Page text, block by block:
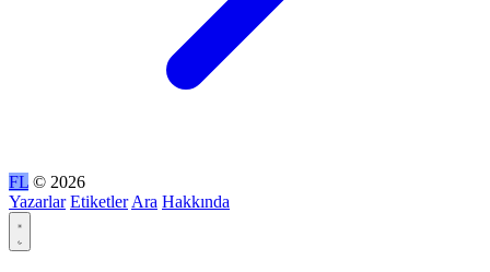
FL © 2026
Yazarlar Etiketler Ara Hakkında